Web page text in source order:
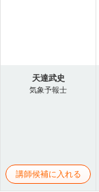
天達武史
気象予報士
講師候補に入れる